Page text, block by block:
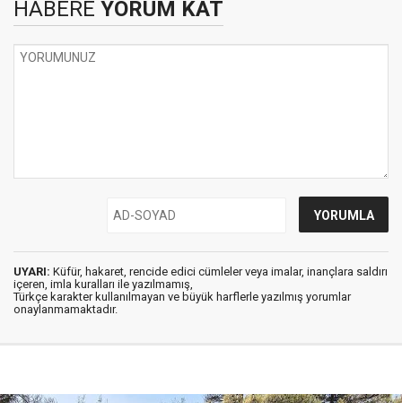
HABERE YORUM KAT
UYARI: Küfür, hakaret, rencide edici cümleler veya imalar, inançlara saldırı
içeren, imla kuralları ile yazılmamış,
Türkçe karakter kullanılmayan ve büyük harflerle yazılmış yorumlar
onaylanmamaktadır.